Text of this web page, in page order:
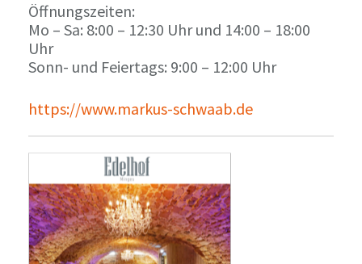
Öffnungszeiten:
Mo – Sa: 8:00 – 12:30 Uhr und 14:00 – 18:00
Uhr
Sonn- und Feiertags: 9:00 – 12:00 Uhr
https://www.markus-schwaab.de